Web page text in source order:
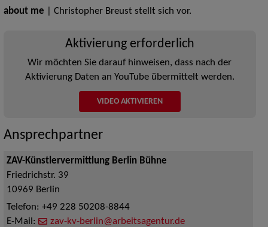
about me | Christopher Breust stellt sich vor.
Aktivierung erforderlich
Wir möchten Sie darauf hinweisen, dass nach der
Aktivierung Daten an YouTube übermittelt werden.
VIDEO AKTIVIEREN
Ansprechpartner
ZAV-Künstlervermittlung Berlin Bühne
Friedrichstr. 39
10969 Berlin
Telefon: +49 228 50208-8844
E-Mail:
zav-kv-berlin@arbeitsagentur.de